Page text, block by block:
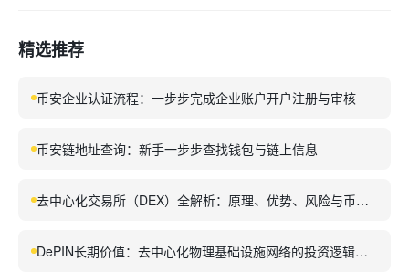
精选推荐
币安企业认证流程：一步步完成企业账户开户注册与审核
币安链地址查询：新手一步步查找钱包与链上信息
去中心化交易所（DEX）全解析：原理、优势、风险与币安
DePIN长期价值：去中心化物理基础设施网络的投资逻辑与